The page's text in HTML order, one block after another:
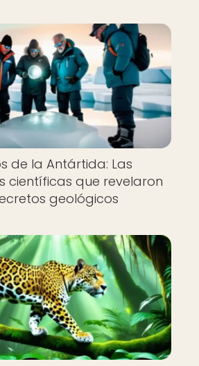
de la Antártida: Las
científicas que revelaron
geológicos